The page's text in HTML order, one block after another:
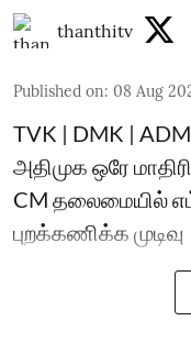
thanthitv
Published on: 08 Aug
TVK | DMK |
அதிமுக ஒரே மாதிரி
CM தலைமையில்
புறக்கணிக்க முடிவு